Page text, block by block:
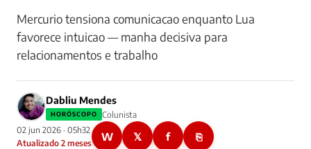
Mercurio tensiona comunicacao enquanto Lua
favorece intuicao — manha decisiva para
relacionamentos e trabalho
Dabliu Mendes
HORÓSCOPO
Colunista
02 jun 2026 · 05h32
Atualizado 2 meses
W 𝕏 f ⎘